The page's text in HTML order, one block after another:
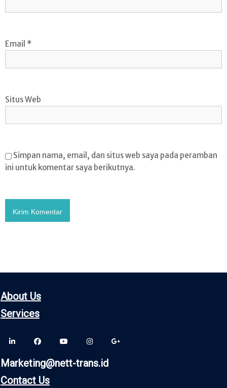
Email *
Situs Web
Simpan nama, email, dan situs web saya pada peramban
ini untuk komentar saya berikutnya.
About Us
Services
Marketing@nett-trans.id
Contact Us